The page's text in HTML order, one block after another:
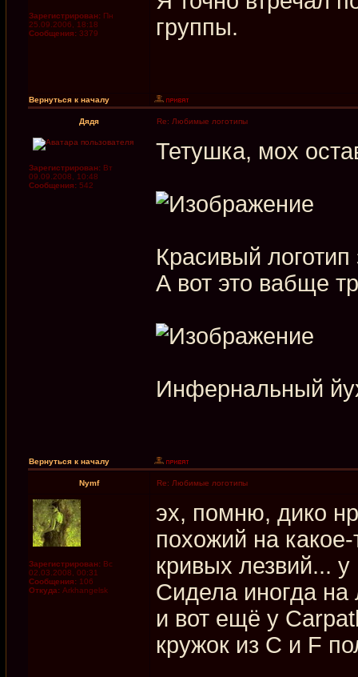
Зарегистрирован: Пн
25.09.2006, 18:18
Сообщения: 3379
группы.
Вернуться к началу
Дядя Re: Любимые логотипы
Зарегистрирован: Вт
09.09.2008, 10:48
Сообщения: 542
Тетушка, мох
Красивый
А вот это вабще
Инфернальный
Вернуться к началу
Nymf Re: Любимые логотипы
Зарегистрирован: Вс
02.03.2008, 00:31
Сообщения: 106
Откуда: Arkhangelsk
эх, помню, дико
похожий на
кривых лезвий...
Сидела иногда на
и вот ещё у
кружок из C и F